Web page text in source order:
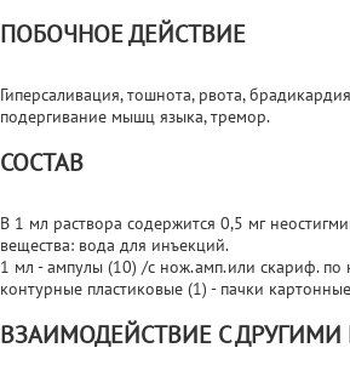
ПОБОЧНОЕ ДЕЙСТВИЕ
Гиперсаливация, тошнота, рвота,
подергивание мышц языка, тремор.
СОСТАВ
В 1 мл раствора содержится 0,5 мг
вещества: вода для инъекций.
1 мл - ампулы (10) /с нож.амп.или скариф. по
контурные пластиковые (1) - пачки
ВЗАИМОДЕЙСТВИЕ С ДРУГИМИ